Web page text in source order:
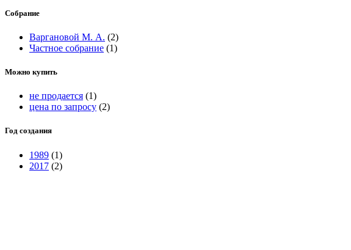
Собрание
Варгановой М. А. (2)
Частное собрание (1)
Можно купить
не продается (1)
цена по запросу (2)
Год создания
1989 (1)
2017 (2)